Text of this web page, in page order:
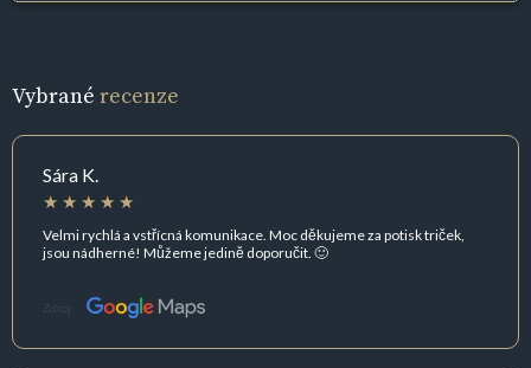
Vybrané recenze
Sára K.
Velmi rychlá a vstřícná komunikace. Moc děkujeme za potisk triček,
jsou nádherné! Můžeme jedině doporučit. 🙂
Zdroj: